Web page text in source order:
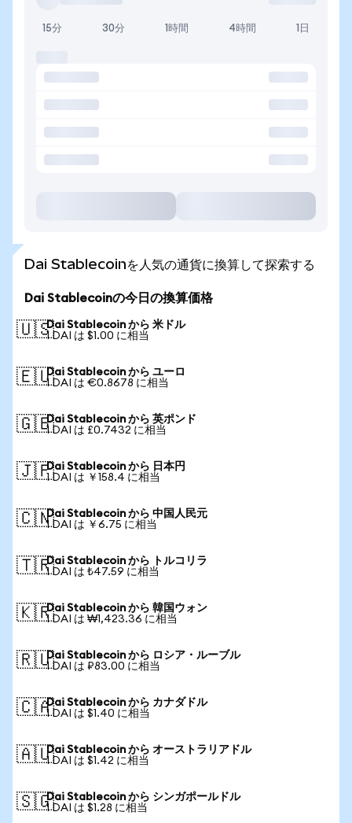
15分 30分 1時間 4時間 1日
Dai Stablecoinを人気の通貨に換算して探索する
Dai Stablecoinの今日の換算価格
🇺🇸Dai Stablecoin から 米ドル
1 DAI は $1.00 に相当
🇪🇺Dai Stablecoin から ユーロ
1 DAI は €0.8678 に相当
🇬🇧Dai Stablecoin から 英ポンド
1 DAI は £0.7432 に相当
🇯🇵Dai Stablecoin から 日本円
1 DAI は ￥158.4 に相当
🇨🇳Dai Stablecoin から 中国人民元
1 DAI は ￥6.75 に相当
🇹🇷Dai Stablecoin から トルコリラ
1 DAI は ₺47.59 に相当
🇰🇷Dai Stablecoin から 韓国ウォン
1 DAI は ₩1,423.36 に相当
🇷🇺Dai Stablecoin から ロシア・ルーブル
1 DAI は ₽83.00 に相当
🇨🇦Dai Stablecoin から カナダドル
1 DAI は $1.40 に相当
🇦🇺Dai Stablecoin から オーストラリアドル
1 DAI は $1.42 に相当
🇸🇬Dai Stablecoin から シンガポールドル
1 DAI は $1.28 に相当